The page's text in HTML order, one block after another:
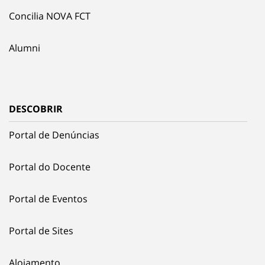
Concilia NOVA FCT
Alumni
DESCOBRIR
Portal de Denúncias
Portal do Docente
Portal de Eventos
Portal de Sites